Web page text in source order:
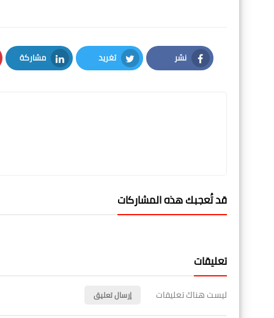
نشر
Facebook
تغريد
Twitter
مشاركة
LinkedIn
قد تُعجبك هذه المشاركات
تعليقات
ليست هناك تعليقات إرسال تعليق